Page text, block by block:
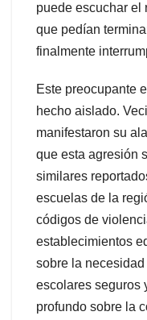
puede escuchar el
que pedían
finalmente
Este preocupante
hecho aislado.
manifestaron su
que esta agresión
similares
escuelas de la
códigos de
establecimientos
sobre la
escolares seguros
profundo sobre la